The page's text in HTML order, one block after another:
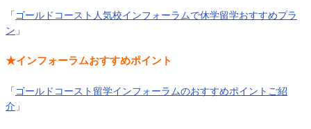
「 ゴールドコースト人気校インフォーラムで休学留学おすすめプラ
ン 」
★インフォーラムおすすめポイント
「 ゴールドコースト留学インフォーラムのおすすめポイントご紹
介 」